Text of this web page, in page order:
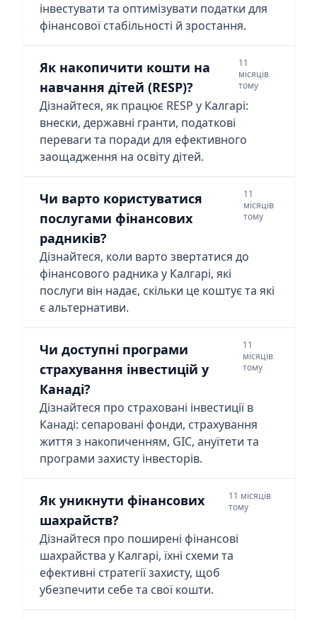
інвестувати та оптимізувати податки для
фінансової стабільності й зростання.
Як накопичити кошти на
навчання дітей (RESP)?
11
місяців
тому
Дізнайтеся, як працює RESP у Калгарі:
внески, державні гранти, податкові
переваги та поради для ефективного
заощадження на освіту дітей.
Чи варто користуватися
послугами фінансових
радників?
11
місяців
тому
Дізнайтеся, коли варто звертатися до
фінансового радника у Калгарі, які
послуги він надає, скільки це коштує та які
є альтернативи.
Чи доступні програми
страхування інвестицій у
Канаді?
11
місяців
тому
Дізнайтеся про страховані інвестиції в
Канаді: сепаровані фонди, страхування
життя з накопиченням, GIC, ануїтети та
програми захисту інвесторів.
Як уникнути фінансових
шахрайств?
11 місяців
тому
Дізнайтеся про поширені фінансові
шахрайства у Калгарі, їхні схеми та
ефективні стратегії захисту, щоб
убезпечити себе та свої кошти.